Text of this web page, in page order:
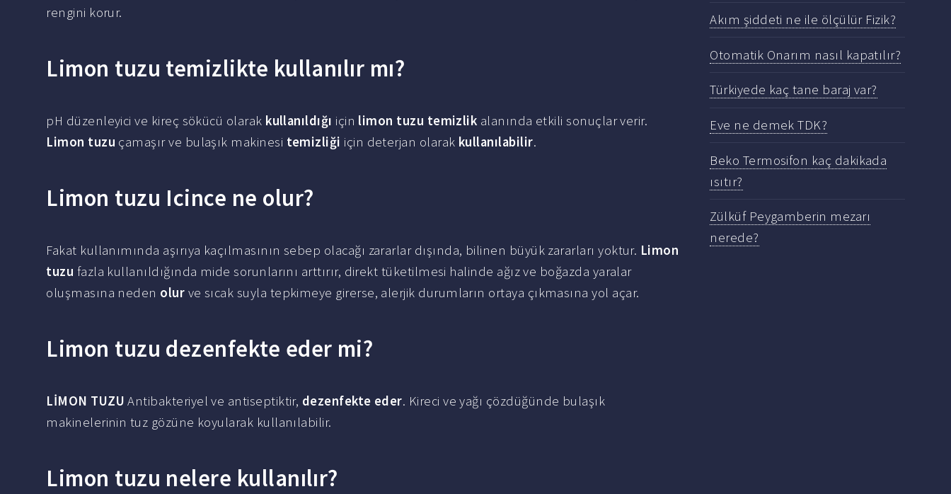
rengini korur.
Limon tuzu temizlikte kullanılır mı?
pH düzenleyici ve kireç sökücü olarak kullanıldığı için limon tuzu temizlik alanında etkili sonuçlar verir.
Limon tuzu çamaşır ve bulaşık makinesi temizliği için deterjan olarak kullanılabilir.
Limon tuzu Icince ne olur?
Fakat kullanımında aşırıya kaçılmasının sebep olacağı zararlar dışında, bilinen büyük zararları yoktur. Limon
tuzu fazla kullanıldığında mide sorunlarını arttırır, direkt tüketilmesi halinde ağız ve boğazda yaralar
oluşmasına neden olur ve sıcak suyla tepkimeye girerse, alerjik durumların ortaya çıkmasına yol açar.
Limon tuzu dezenfekte eder mi?
LİMON TUZU Antibakteriyel ve antiseptiktir, dezenfekte eder. Kireci ve yağı çözdüğünde bulaşık
makinelerinin tuz gözüne koyularak kullanılabilir.
Limon tuzu nelere kullanılır?
Akım şiddeti ne ile ölçülür Fizik?
Otomatik Onarım nasıl kapatılır?
Türkiyede kaç tane baraj var?
Eve ne demek TDK?
Beko Termosifon kaç dakikada
ısıtır?
Zülküf Peygamberin mezarı
nerede?